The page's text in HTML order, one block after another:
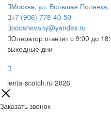
Москва, ул. Большая
+7 (906) 778-40-50
oooshevany@yandex.ru
Оператор ответит с 9:00 до
выходные дни
lenta-scotch.ru 2026
Заказать звонок